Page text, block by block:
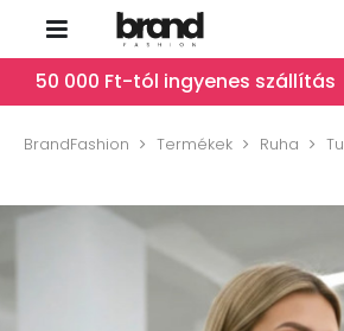
50 000 Ft-tól ingyenes szállítás
BrandFashion Termékek Ruha